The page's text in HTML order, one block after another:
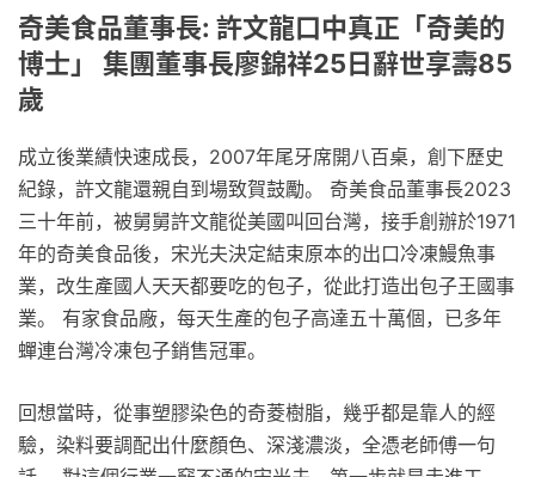
奇美食品董事長: 許文龍口中真正「奇美的
博士」 集團董事長廖錦祥25日辭世享壽85
歲
成立後業績快速成長，2007年尾牙席開八百桌，創下歷史
紀錄，許文龍還親自到場致賀鼓勵。 奇美食品董事長2023
三十年前，被舅舅許文龍從美國叫回台灣，接手創辦於1971
年的奇美食品後，宋光夫決定結束原本的出口冷凍鰻魚事
業，改生產國人天天都要吃的包子，從此打造出包子王國事
業。 有家食品廠，每天生產的包子高達五十萬個，已多年
蟬連台灣冷凍包子銷售冠軍。
回想當時，從事塑膠染色的奇菱樹脂，幾乎都是靠人的經
驗，染料要調配出什麼顏色、深淺濃淡，全憑老師傅一句